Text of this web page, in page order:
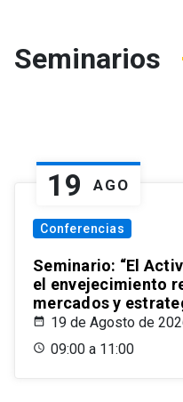
Seminarios
19 AGO
Conferencias
Seminario: “El
el envejecimiento
mercados y
19 de Agosto de
09:00 a 11:00